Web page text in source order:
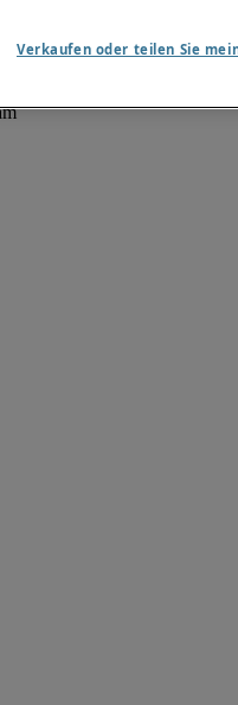
Verkaufen oder teilen Sie